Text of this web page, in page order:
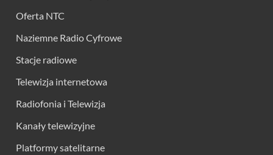
Oferta NTC
Naziemne Radio Cyfrowe
Stacje radiowe
Telewizja internetowa
Radiofonia i Telewizja
Kanały telewizyjne
Platformy satelitarne